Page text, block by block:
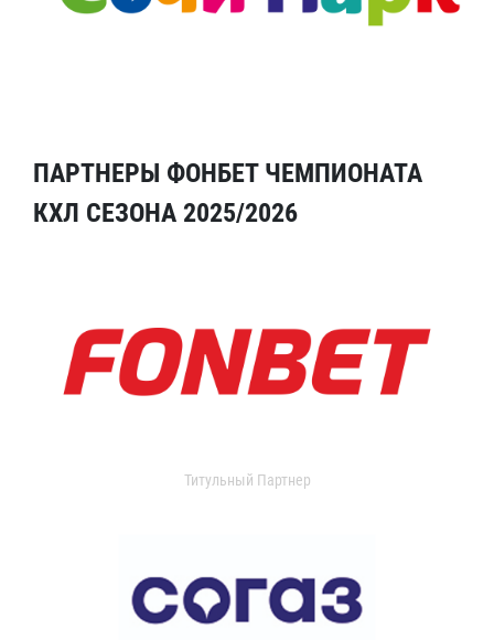
ПАРТНЕРЫ ФОНБЕТ ЧЕМПИОНАТА
КХЛ СЕЗОНА 2025/2026
Титульный Партнер